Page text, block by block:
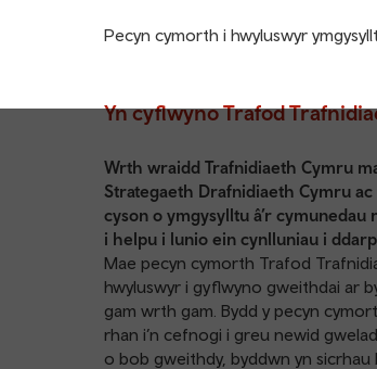
Pecyn cymorth i hwyluswyr
Yn cyflwyno Trafod
Wrth wraidd Trafnidiaeth Cymru
Strategaeth Drafnidiaeth Cymru
cyson o ymgysylltu â’r
i helpu i lunio ein cynlluniau i
Mae pecyn cymorth Trafod
hwyluswyr i gyflwyno gweithdai ar
gam wrth gam. Bydd y pecyn
rhan i’n cefnogi i greu newid
o bob gweithdy, byddwn yn